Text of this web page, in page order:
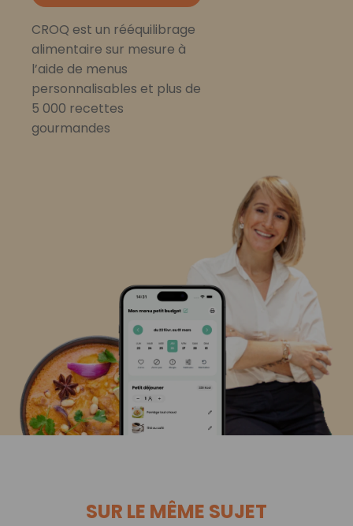
CROQ est un rééquilibrage
alimentaire sur mesure à
l’aide de menus
personnalisables et plus de
5 000 recettes
gourmandes
SUR LE MÊME SUJET